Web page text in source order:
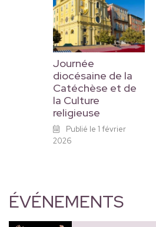
Journée
diocésaine de la
Catéchèse et de
la Culture
religieuse
Publié le 1 février
2026
ÉVÉNEMENTS